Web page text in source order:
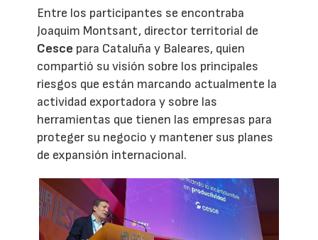
Entre los participantes se encontraba
Joaquim Montsant, director territorial de
Cesce para Cataluña y Baleares, quien
compartió su visión sobre los principales
riesgos que están marcando actualmente la
actividad exportadora y sobre las
herramientas que tienen las empresas para
proteger su negocio y mantener sus planes
de expansión internacional.